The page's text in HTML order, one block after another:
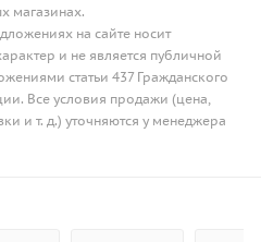
магазинах.
на сайте носит
и не является публичной
статьи 437 Гражданского
Все условия продажи (цена,
и т. д.) уточняются у менеджера